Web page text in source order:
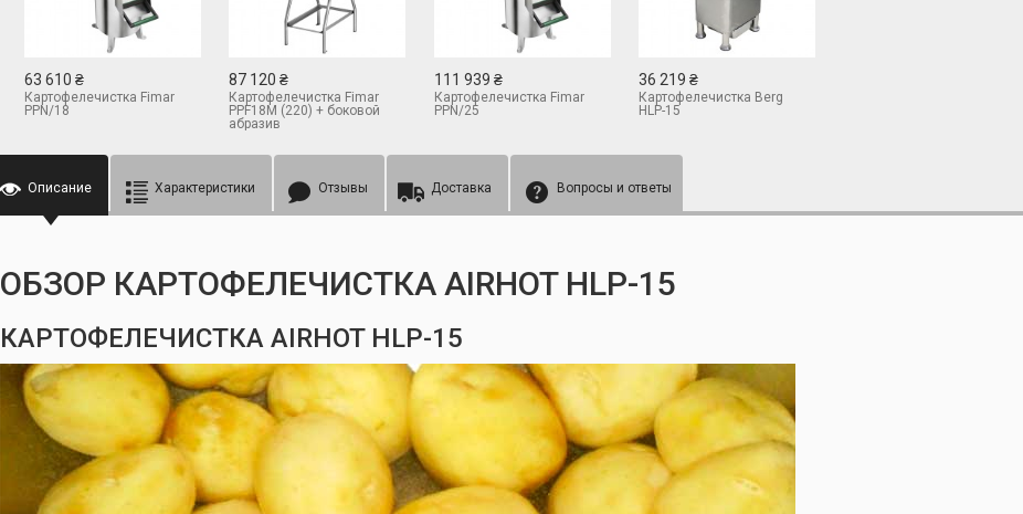
63 610 ₴
Картофелечистка Fimar
PPN/18
87 120 ₴
Картофелечистка Fimar
PPF18M (220) + боковой
абразив
111 939 ₴
Картофелечистка Fimar
PPN/25
36 219 ₴
Картофелечистка Berg
HLP-15
Описание Характеристики Отзывы Доставка Вопросы и ответы
ОБЗОР КАРТОФЕЛЕЧИСТКА AIRHOT HLP-15
КАРТОФЕЛЕЧИСТКА AIRHOT HLP-15